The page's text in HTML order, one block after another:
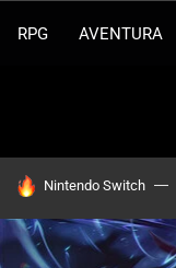
RPG AVENTURA
HOY SE HABLA DE
Nintendo Switch